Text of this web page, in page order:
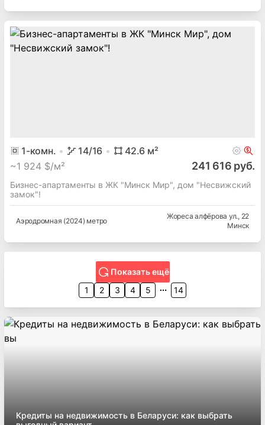
1-комн. 14/16 42.6 м²
~1 924 $/м² 241 616 руб.
Бизнес-апартаменты в ЖК "Минск Мир", дом "Несвижский
замок"!
Аэродромная (2024) метро
Жореса алфёрова ул., 22
Минск
Показать ещё
1
2 3 4 5 14
Кредиты на недвижимость в Беларуси: как выбрать